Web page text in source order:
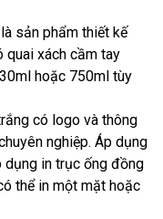
sản phẩm thiết kế
quai xách cầm tay
hoặc 750ml tùy
có logo và thông
nghiệp. Áp dụng
dụng in trục ống đồng
thể in một mặt hoặc